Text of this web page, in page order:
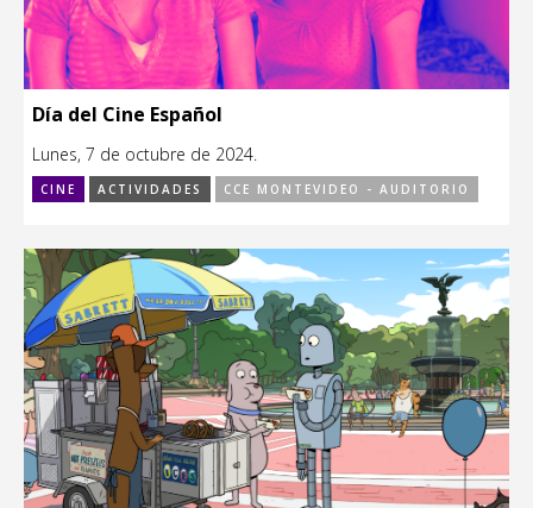
Día del Cine Español
Lunes, 7 de octubre de 2024.
CINE ACTIVIDADES CCE MONTEVIDEO - AUDITORIO